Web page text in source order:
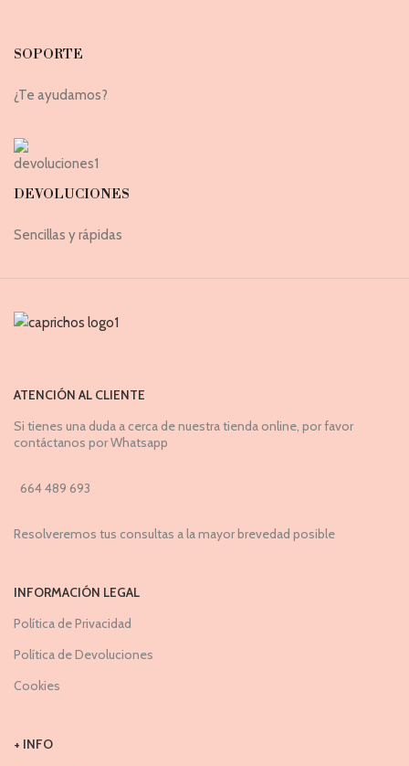
SOPORTE
¿Te ayudamos?
DEVOLUCIONES
Sencillas y rápidas
ATENCIÓN AL CLIENTE
Si tienes una duda a cerca de nuestra tienda online, por favor
contáctanos por Whatsapp
664 489 693
Resolveremos tus consultas a la mayor brevedad posible
INFORMACIÓN LEGAL
Política de Privacidad
Política de Devoluciones
Cookies
+ INFO